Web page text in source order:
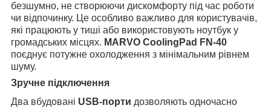
безшумно, не створюючи дискомфорту під час роботи
чи відпочинку. Це особливо важливо для користувачів,
які працюють у тиші або використовують ноутбук у
громадських місцях. MARVO CoolingPad FN-40
поєднує потужне охолодження з мінімальним рівнем
шуму.
Зручне підключення
Два вбудовані USB-порти дозволяють одночасно